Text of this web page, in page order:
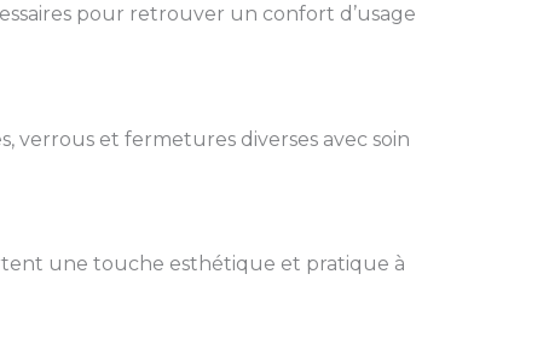
pour retrouver un confort d’usage
verrous et fermetures diverses avec soin
une touche esthétique et pratique à